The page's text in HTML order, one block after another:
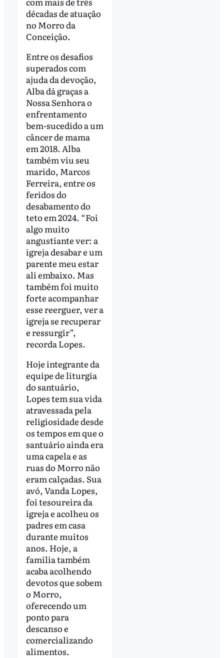
décadas de atuação
no Morro da
Conceição.
Entre os desafios
superados com
ajuda da devoção,
Alba dá graças a
Nossa Senhora o
enfrentamento
bem-sucedido a um
câncer de mama
em 2018. Alba
também viu seu
marido, Marcos
Ferreira, entre os
feridos do
desabamento do
teto em 2024. “Foi
algo muito
angustiante ver: a
igreja desabar e um
parente meu estar
ali embaixo. Mas
também foi muito
forte acompanhar
esse reerguer, ver a
igreja se recuperar
e ressurgir”,
recorda Lopes.
Hoje integrante da
equipe de liturgia
do santuário,
Lopes tem sua vida
atravessada pela
religiosidade desde
os tempos em que o
santuário ainda era
uma capela e as
ruas do Morro não
eram calçadas. Sua
avó, Vanda Lopes,
foi tesoureira da
igreja e acolheu os
padres em casa
durante muitos
anos. Hoje, a
família também
acaba acolhendo
devotos que sobem
o Morro,
oferecendo um
ponto para
descanso e
comercializando
alimentos.